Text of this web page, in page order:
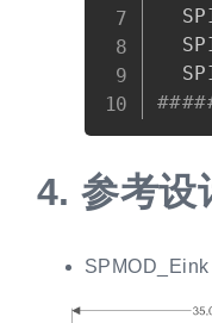
4.参考设
SPMOD_Eink